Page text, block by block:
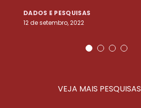
DADOS E PESQUISAS
12 de setembro, 2022
VEJA MAIS PESQUISAS